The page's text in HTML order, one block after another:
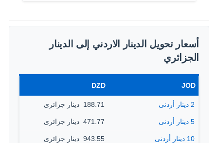
أسعار تحويل الدينار الاردني إلى الدينار
الجزائري
JOD
DZD
2 دينار أردنى 188.71 ‏ دينار جزائرى
5 دينار أردنى 471.77 ‏ دينار جزائرى
10 دينار أردنى 943.55 ‏ دينار جزائرى